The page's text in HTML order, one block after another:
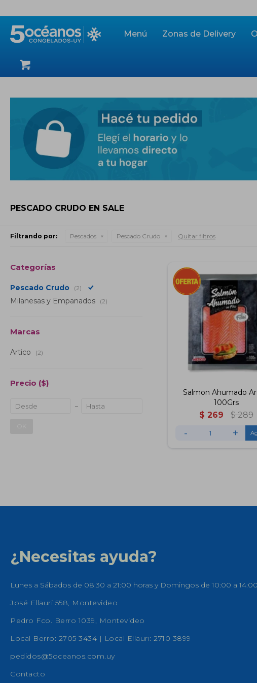
Menú Zonas de Delivery
PESCADO CRUDO EN SALE
Filtrando por: Pescados Pescado Crudo Quitar filtros
Salmon Ahumado
100Grs
$ 269 $ 289
- +
Categorías
Pescado Crudo (2)
Milanesas y Empanados (2)
Marcas
Artico (2)
Precio ($)
¿Necesitas ayuda?
Lunes a Sábados de 08:30 a 21:00 horas y Domingos de 10:00 a 14:00
José Ellauri 558, Montevideo
Pedro Fco. Berro 1039, Montevideo
Local Berro: 2705 3434 | Local Ellauri: 2710 3899
pedidos@5oceanos.com.uy
Contacto